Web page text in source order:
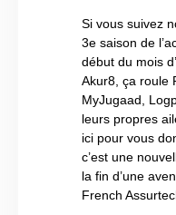
Si vous suivez
3e saison de
début du mois
Akur8, ça roule
MyJugaad,
leurs propres
ici pour vous
c’est une
la fin d’une
French